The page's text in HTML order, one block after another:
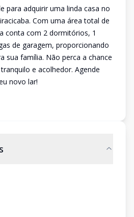
para adquirir uma linda casa no
Com uma área total de
conta com 2 dormitórios, 1
de garagem, proporcionando
sua família. Não perca a chance
e acolhedor. Agende
novo lar!